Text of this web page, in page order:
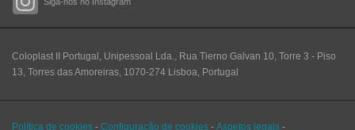
Coloplast II Portugal, Unipessoal Lda., Rua Tierno Galvan 10, Torre 3 - Piso
13, Torres das Amoreiras, 1070-274 Lisboa, Portugal
Política de cookies - Configuração de cookies - Aspetos legais -